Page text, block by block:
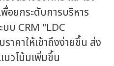
อยกระดับการบริหาร
บ CRM "LDC
คาให้เข้าถึงง่ายขึ้น ส่ง
นวโน้มเพิ่มขึ้น